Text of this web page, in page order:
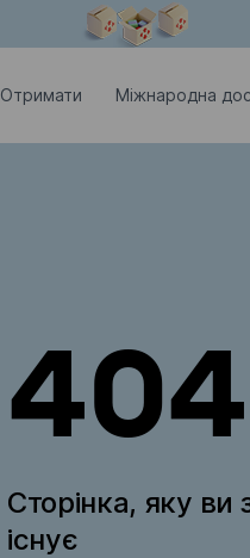
Отримати Міжнародна
404
Сторінка, яку ви
існує